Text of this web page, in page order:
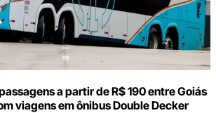
a partir de R$ 190 entre Goiás
viagens em ônibus Double Decker